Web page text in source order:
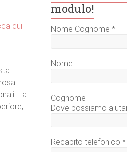
qui
La
modulo!
Nome Cognome*
Nome
Cognome
Dove possiamo
Recapito telefonico*